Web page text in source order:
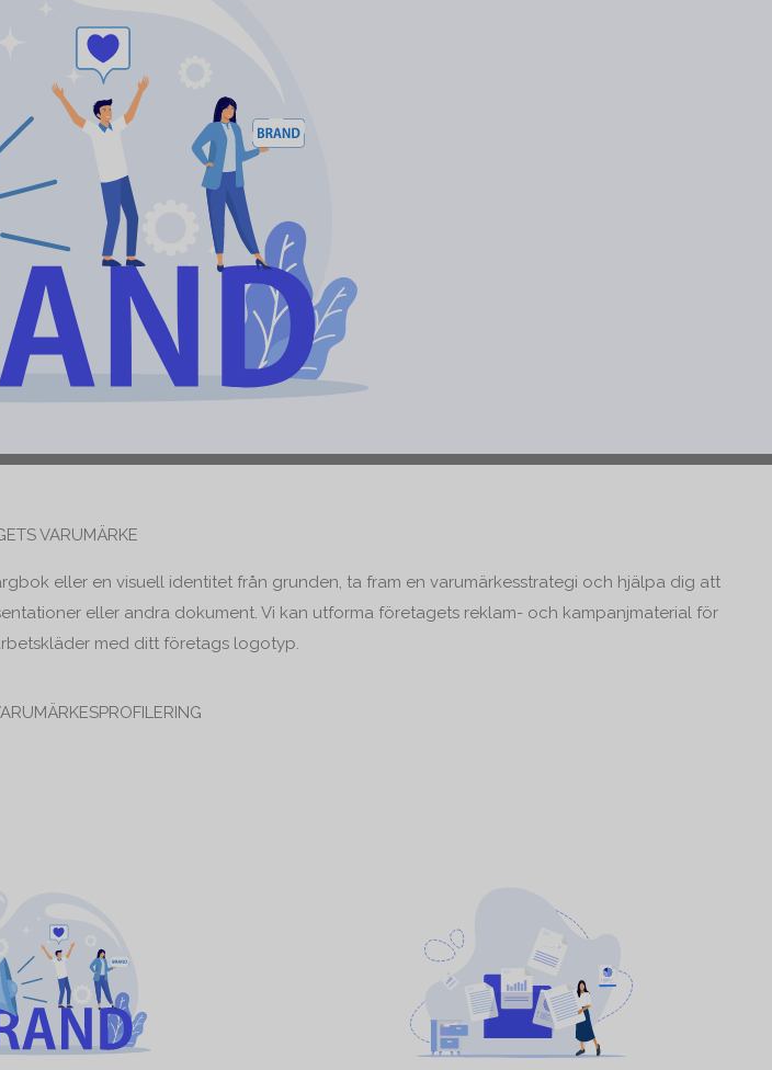
VARUMÄRKE
eller en visuell identitet från grunden, ta fram en varumärkesstrategi och hjälpa dig att
eller andra dokument. Vi kan utforma företagets reklam- och kampanjmaterial för
med ditt företags logotyp.